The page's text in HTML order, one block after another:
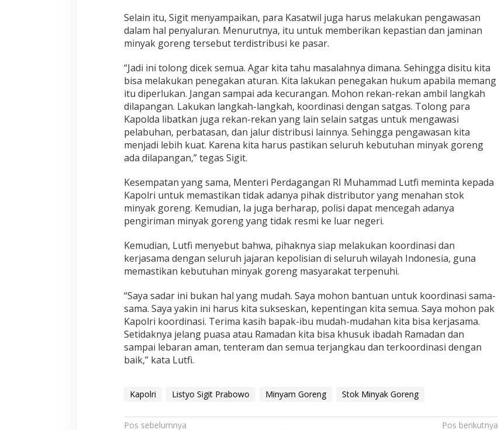
L
a
k
u
k
a
n
P
e
n
g
a
w
a
a
n
Selain itu, Sigit menyampaikan, para Kasatwil juga harus melakukan pengawasan
dalam hal penyaluran. Menurutnya, itu untuk memberikan kepastian dan jaminan
minyak goreng tersebut terdistribusi ke pasar.
“Jadi ini tolong dicek semua. Agar kita tahu masalahnya dimana. Sehingga disitu kita
bisa melakukan penegakan aturan. Kita lakukan penegakan hukum apabila memang
itu diperlukan. Jangan sampai ada kecurangan. Mohon rekan-rekan ambil langkah
dilapangan. Lakukan langkah-langkah, koordinasi dengan satgas. Tolong para
Kapolda libatkan juga rekan-rekan yang lain selain satgas untuk mengawasi
pelabuhan, perbatasan, dan jalur distribusi lainnya. Sehingga pengawasan kita
menjadi lebih kuat. Karena kita harus pastikan seluruh kebutuhan minyak goreng
ada dilapangan,” tegas Sigit.
Kesempatan yang sama, Menteri Perdagangan RI Muhammad Lutfi meminta kepada
Kapolri untuk memastikan tidak adanya pihak distributor yang menahan stok
minyak goreng. Kemudian, Ia juga berharap, polisi dapat mencegah adanya
pengiriman minyak goreng yang tidak resmi ke luar negeri.
Kemudian, Lutfi menyebut bahwa, pihaknya siap melakukan koordinasi dan
kerjasama dengan seluruh jajaran kepolisian di seluruh wilayah Indonesia, guna
memastikan kebutuhan minyak goreng masyarakat terpenuhi.
“Saya sadar ini bukan hal yang mudah. Saya mohon bantuan untuk koordinasi sama-
sama. Saya yakin ini harus kita sukseskan, kepentingan kita semua. Saya mohon pak
Kapolri koordinasi. Terima kasih bapak-ibu mudah-mudahan kita bisa kerjasama.
Setidaknya jelang puasa atau Ramadan kita bisa khusuk ibadah Ramadan dan
sampai lebaran aman, tenteram dan semua terjangkau dan terkoordinasi dengan
baik,” kata Lutfi.
Kapolri Listyo Sigit Prabowo Minyam Goreng Stok Minyak Goreng
Pos sebelumnya
Pos berikutnya